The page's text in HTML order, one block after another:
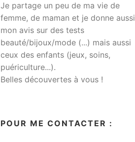
Je partage un peu de ma vie de
femme, de maman et je donne aussi
mon avis sur des tests
beauté/bijoux/mode (...) mais aussi
ceux des enfants (jeux, soins,
puériculture...).
Belles découvertes à vous !
POUR ME CONTACTER :